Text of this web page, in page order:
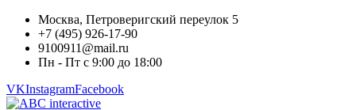
Москва, Петроверигский переулок 5
+7 (495) 926-17-90
9100911@mail.ru
Пн - Пт с 9:00 до 18:00
VKInstagramFacebook